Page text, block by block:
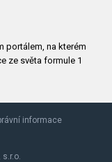
portálem, na kterém
ze světa formule 1
informace